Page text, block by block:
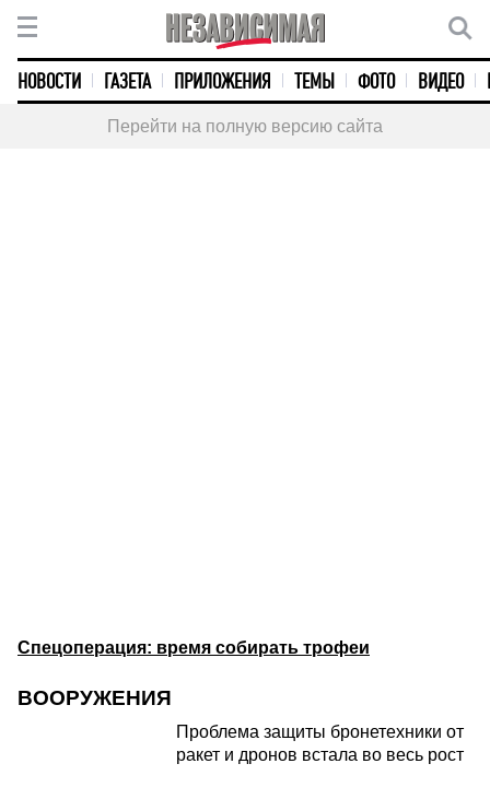
НОВОСТИ ГАЗЕТА ПРИЛОЖЕНИЯ ТЕМЫ ФОТО ВИДЕО
Перейти на полную версию сайта
Спецоперация: время собирать трофеи
ВООРУЖЕНИЯ
Проблема защиты бронетехники от
ракет и дронов встала во весь рост